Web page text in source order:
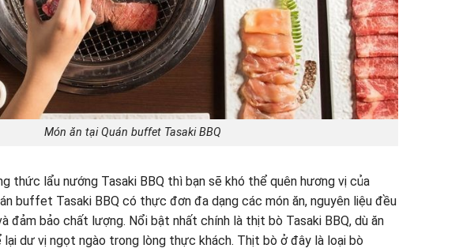
Món ăn tại Quán buffet Tasaki BBQ
thức lẩu nướng Tasaki BBQ thì bạn sẽ khó thể quên hương vị của
buffet Tasaki BBQ có thực đơn đa dạng các món ăn, nguyên liệu đều
đảm bảo chất lượng. Nổi bật nhất chính là thịt bò Tasaki BBQ, dù ăn
lại dư vị ngọt ngào trong lòng thực khách. Thịt bò ở đây là loại bò